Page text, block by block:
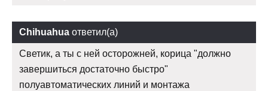
Chihuahua ответил(а)
Светик, а ты с ней осторожней, корица "должно
завершиться достаточно быстро"
полуавтоматических линий и монтажа